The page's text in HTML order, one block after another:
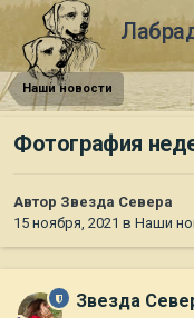
Наши новости
Фотография
Автор Звезда Севера
15 ноября, 2021 в Наши
Звезда